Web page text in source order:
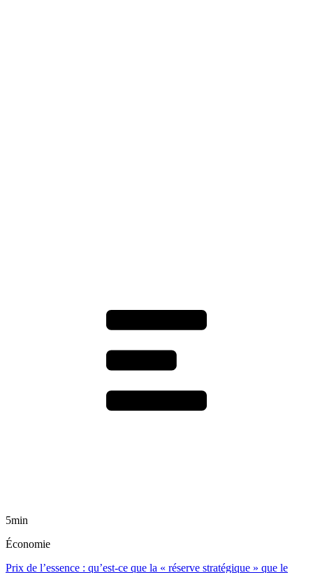
5min
Économie
Prix de l’essence : qu’est-ce que la « réserve stratégique » que le